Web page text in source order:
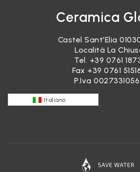
Ceramica
Castel Sant’Elia
Località La
Tel. +39 0761
Fax +39 0761
P.Iva
Italiano